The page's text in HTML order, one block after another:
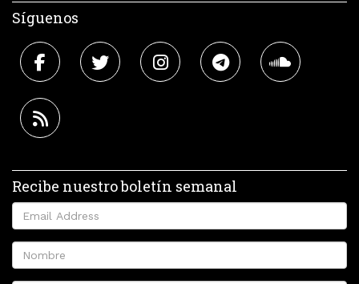
Síguenos
Recibe nuestro boletín semanal